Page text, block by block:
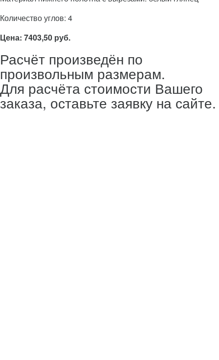
Количество углов: 4
Цена: 7403,50 руб.
Расчёт произведён по
произвольным размерам.
Для расчёта стоимости Вашего
заказа, оставьте заявку на сайте.